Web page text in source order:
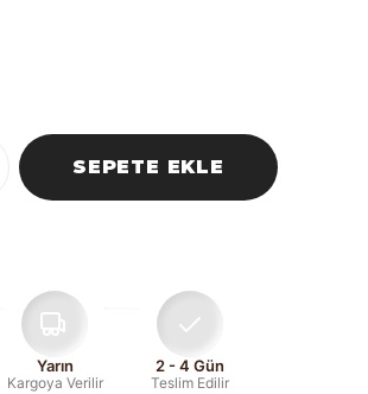
SEPETE EKLE
Yarın
Kargoya Verilir
2 - 4 Gün
Teslim Edilir